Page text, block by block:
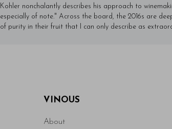
Kohler nonchalantly describes his approach to
especially of note." Across the board, the 2016s are
of purity in their fruit that I can only describe as
VINOUS
About